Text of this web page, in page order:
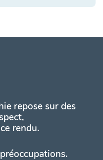
repose sur des
rendu.